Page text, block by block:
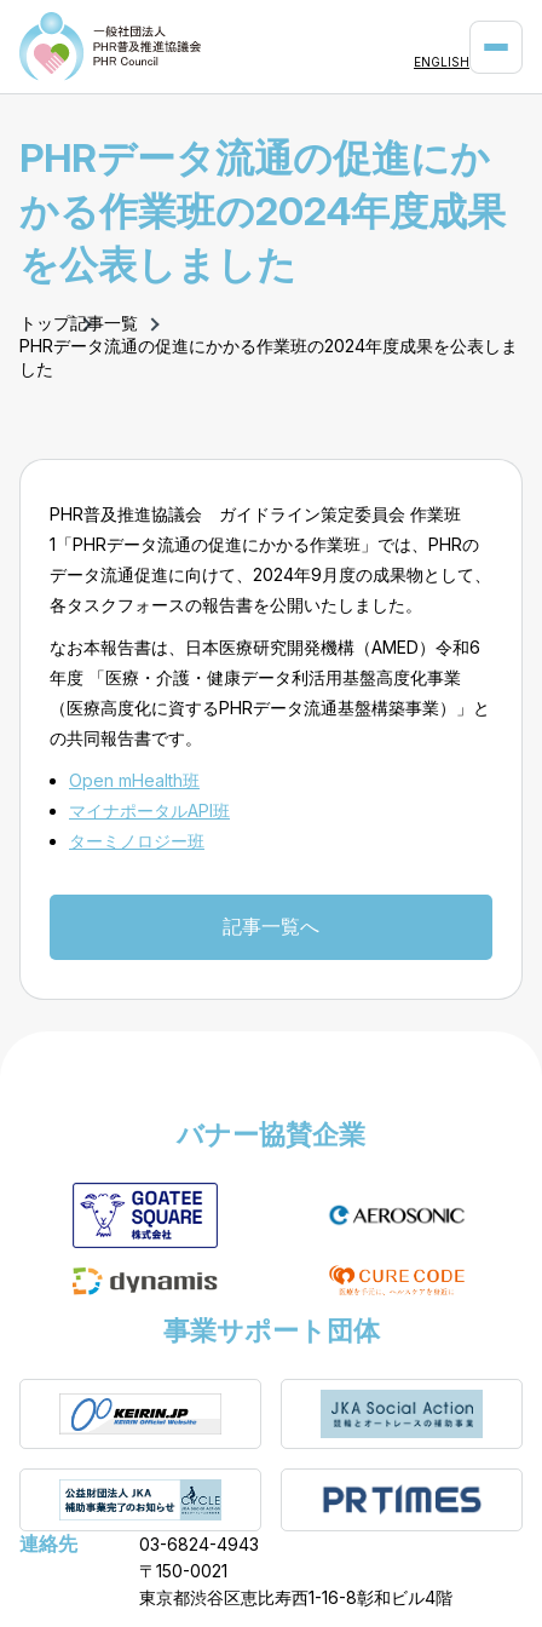
ENGLISH
PHRデータ流通の促進にか
かる作業班の2024年度成果
を公表しました
トップ記事一覧
PHRデータ流通の促進にかかる作業班の2024年度成果を公表しま
した
PHR普及推進協議会 ガイドライン策定委員会 作業班
1「PHRデータ流通の促進にかかる作業班」では、PHRの
データ流通促進に向けて、2024年9月度の成果物として、
各タスクフォースの報告書を公開いたしました。
なお本報告書は、日本医療研究開発機構（AMED）令和6
年度 「医療・介護・健康データ利活用基盤高度化事業
（医療高度化に資するPHRデータ流通基盤構築事業）」と
の共同報告書です。
Open mHealth班
マイナポータルAPI班
ターミノロジー班
記事一覧へ
バナー協賛企業
事業サポート団体
連絡先
03-6824-4943
〒150-0021
東京都渋谷区恵比寿西1-16-8彰和ビル4階